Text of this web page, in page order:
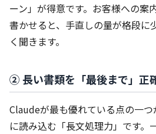
ーン」が得意です。お客様への案
書かせると、手直しの量が格段
く聞きます。
② 長い書類を「最後まで」正
Claudeが最も優れている点の一
に読み込む「長文処理力」です。